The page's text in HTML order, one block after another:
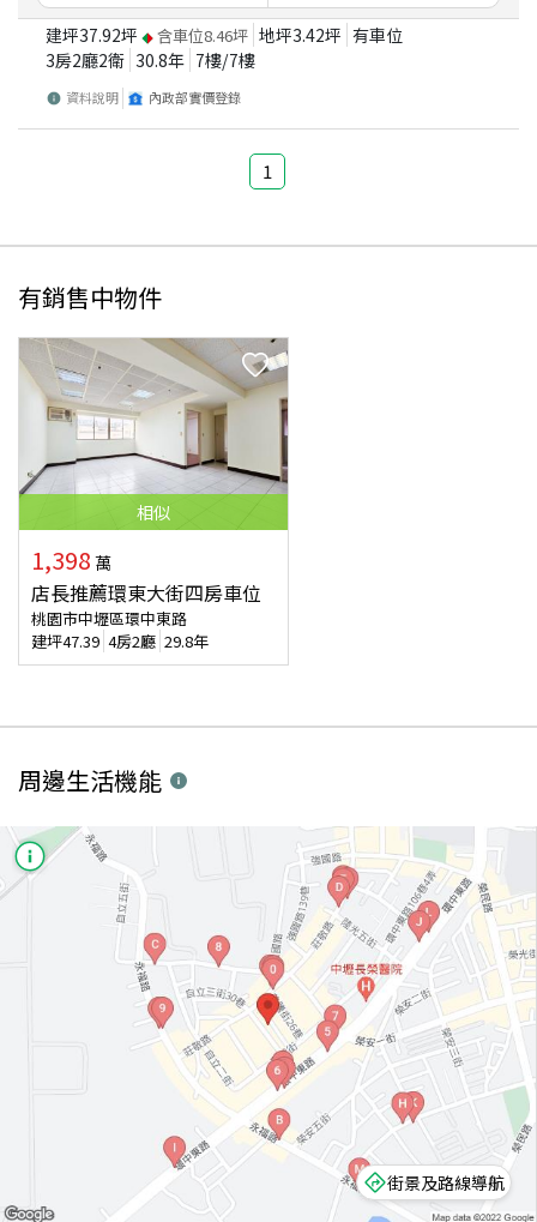
建坪37.92坪 含車位8.46坪 地坪3.42坪 有車位
3房2廳2衛 30.8年 7樓/7樓
資料說明 內政部實價登錄
1
有銷售中物件
相似
1,398 萬
店長推薦環東大街四房車位
桃園市中壢區環中東路
建坪47.39 4房2廳 29.8年
周邊生活機能
街景及路線導航